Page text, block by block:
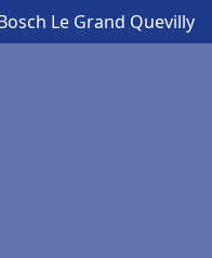
Le Grand Quevilly